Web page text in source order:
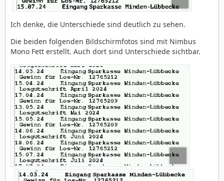
Ich denke, die Unterschiede sind deutlich zu sehen.
Die beiden folgenden Bildschirmfotos sind mit Nimbus
Mono Fett erstellt. Auch dort sind Unterschiede sichtbar.